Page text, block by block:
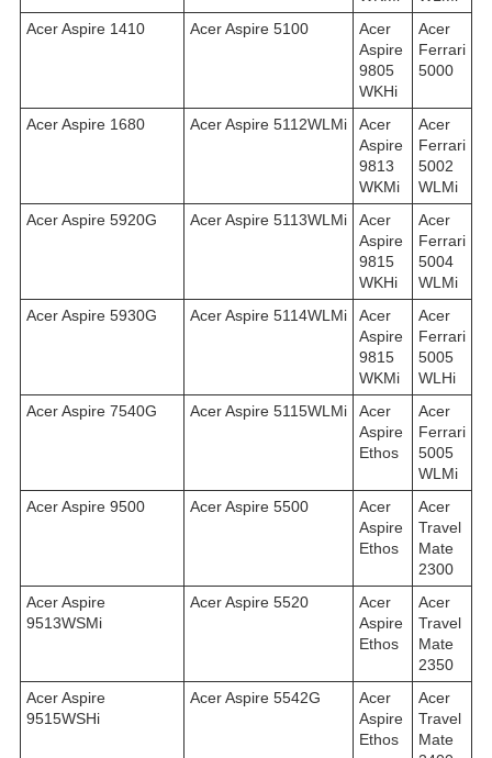
Acer Aspire 1410
Acer Aspire 5100
Acer
Aspire
9805
WKHi
Acer
Ferrari
5000
Acer Aspire 1680 Acer Aspire 5112WLMi
Acer
Aspire
9813
WKMi
Acer
Ferrari
5002
WLMi
Acer Aspire 5920G
Acer Aspire 5113WLMi
Acer
Aspire
9815
WKHi
Acer
Ferrari
5004
WLMi
Acer Aspire 5930G
Acer Aspire 5114WLMi
Acer
Aspire
9815
WKMi
Acer
Ferrari
5005
WLHi
Acer Aspire 7540G
Acer Aspire 5115WLMi
Acer
Aspire
Ethos
Acer
Ferrari
5005
WLMi
Acer Aspire 9500
Acer Aspire 5500
Acer
Aspire
Ethos
Acer
Travel
Mate
2300
Acer Aspire
9513WSMi
Acer Aspire 5520
Acer
Aspire
Ethos
Acer
Travel
Mate
2350
Acer Aspire
9515WSHi
Acer Aspire 5542G
Acer
Aspire
Ethos
Acer
Travel
Mate